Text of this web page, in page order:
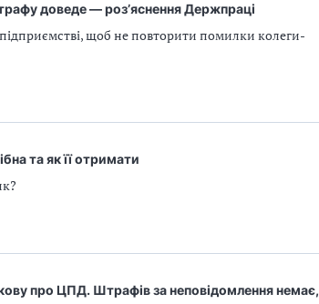
доведе — роз’яснення Держпраці
щоб не повторити помилки колеги-
та як її отримати
про ЦПД. Штрафів за неповідомлення немає,